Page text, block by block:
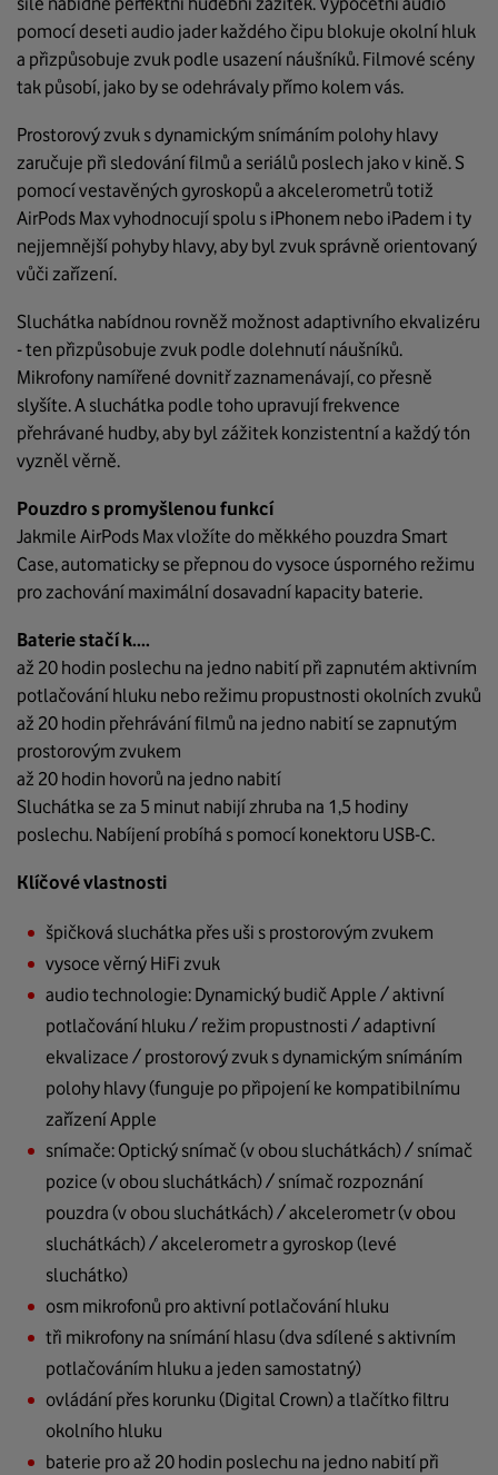
pomocí deseti audio jader každého čipu blokuje okolní hluk
a přizpůsobuje zvuk podle usazení náušníků. Filmové scény
tak působí, jako by se odehrávaly přímo kolem vás.
Prostorový zvuk s dynamickým snímáním polohy hlavy
zaručuje při sledování filmů a seriálů poslech jako v kině. S
pomocí vestavěných gyroskopů a akcelerometrů totiž
AirPods Max vyhodnocují spolu s iPhonem nebo iPadem i ty
nejjemnější pohyby hlavy, aby byl zvuk správně orientovaný
vůči zařízení.
Sluchátka nabídnou rovněž možnost adaptivního ekvalizéru
- ten přizpůsobuje zvuk podle dolehnutí náušníků.
Mikrofony namířené dovnitř zaznamenávají, co přesně
slyšíte. A sluchátka podle toho upravují frekvence
přehrávané hudby, aby byl zážitek konzistentní a každý tón
vyzněl věrně.
Pouzdro s promyšlenou funkcí
Jakmile AirPods Max vložíte do měkkého pouzdra Smart
Case, automaticky se přepnou do vysoce úsporného režimu
pro zachování maximální dosavadní kapacity baterie.
Baterie stačí k....
až 20 hodin poslechu na jedno nabití při zapnutém aktivním
potlačování hluku nebo režimu propustnosti okolních zvuků
až 20 hodin přehrávání filmů na jedno nabití se zapnutým
prostorovým zvukem
až 20 hodin hovorů na jedno nabití
Sluchátka se za 5 minut nabijí zhruba na 1,5 hodiny
poslechu. Nabíjení probíhá s pomocí konektoru USB-C.
Klíčové vlastnosti
špičková sluchátka přes uši s prostorovým zvukem
vysoce věrný HiFi zvuk
audio technologie: Dynamický budič Apple / aktivní
potlačování hluku / režim propustnosti / adaptivní
ekvalizace / prostorový zvuk s dynamickým snímáním
polohy hlavy (funguje po připojení ke kompatibilnímu
zařízení Apple
snímače: Optický snímač (v obou sluchátkách) / snímač
pozice (v obou sluchátkách) / snímač rozpoznání
pouzdra (v obou sluchátkách) / akcelerometr (v obou
sluchátkách) / akcelerometr a gyroskop (levé
sluchátko)
osm mikrofonů pro aktivní potlačování hluku
tři mikrofony na snímání hlasu (dva sdílené s aktivním
potlačováním hluku a jeden samostatný)
ovládání přes korunku (Digital Crown) a tlačítko filtru
okolního hluku
baterie pro až 20 hodin poslechu na jedno nabití při